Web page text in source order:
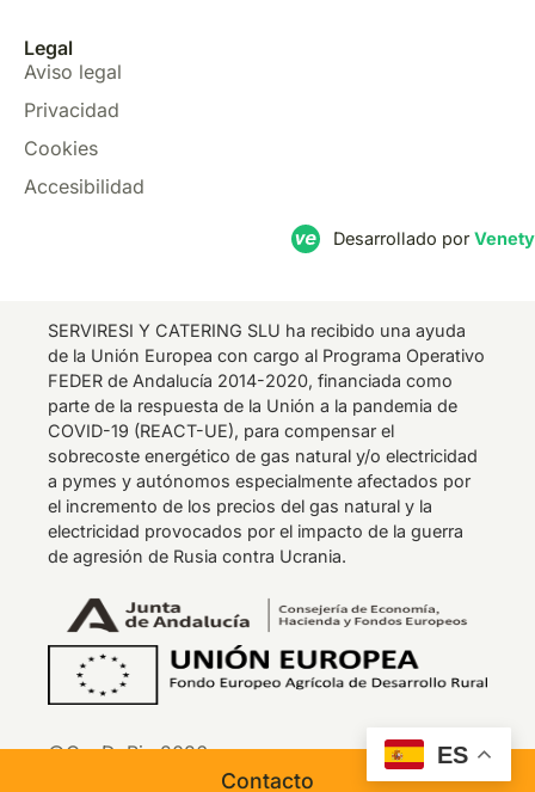
Contacto
Legal
Aviso legal
Privacidad
Cookies
Accesibilidad
Desarrollado porVenety
SERVIRESI Y CATERING SLU ha recibido una ayuda
de la Unión Europea con cargo al Programa Operativo
FEDER de Andalucía 2014-2020, financiada como
parte de la respuesta de la Unión a la pandemia de
COVID-19 (REACT-UE), para compensar el
sobrecoste energético de gas natural y/o electricidad
a pymes y autónomos especialmente afectados por
el incremento de los precios del gas natural y la
electricidad provocados por el impacto de la guerra
de agresión de Rusia contra Ucrania.
©CaeDePie 2026 ES